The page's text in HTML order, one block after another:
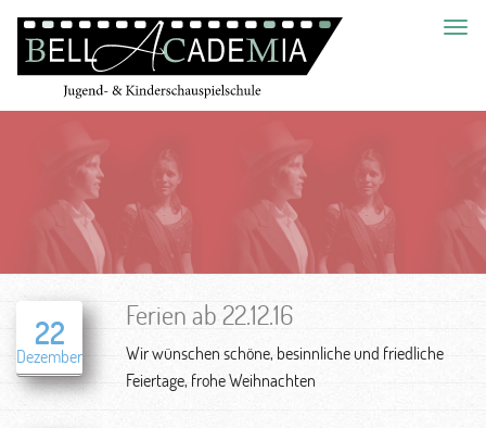
22
Dezember
Ferien ab 22.12.16
Wir wünschen schöne, besinnliche und friedliche
Feiertage, frohe Weihnachten